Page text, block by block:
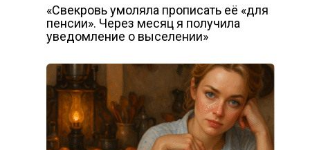
«Свекровь умоляла прописать её «для
пенсии». Через месяц я получила
уведомление о выселении»